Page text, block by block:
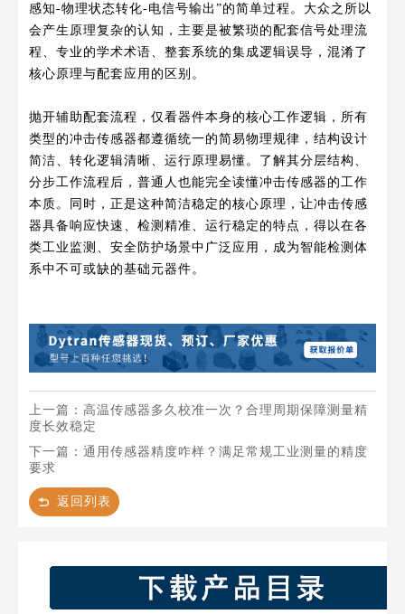
感知-物理状态转化-电信号输出”的简单过程。大众之所以
会产生原理复杂的认知，主要是被繁琐的配套信号处理流
程、专业的学术术语、整套系统的集成逻辑误导，混淆了
核心原理与配套应用的区别。
抛开辅助配套流程，仅看器件本身的核心工作逻辑，所有
类型的冲击传感器都遵循统一的简易物理规律，结构设计
简洁、转化逻辑清晰、运行原理易懂。了解其分层结构、
分步工作流程后，普通人也能完全读懂冲击传感器的工作
本质。同时，正是这种简洁稳定的核心原理，让冲击传感
器具备响应快速、检测精准、运行稳定的特点，得以在各
类工业监测、安全防护场景中广泛应用，成为智能检测体
系中不可或缺的基础元器件。
上一篇：高温传感器多久校准一次？合理周期保障测量精
度长效稳定
下一篇：通用传感器精度咋样？满足常规工业测量的精度
要求
返回列表